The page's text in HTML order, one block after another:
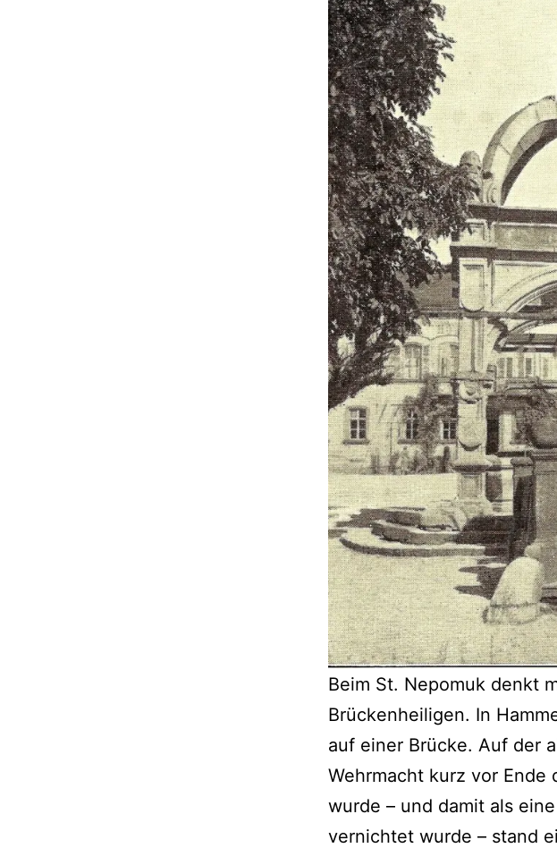
Beim St. Nepomuk denkt
Brückenheiligen. In
auf einer Brücke. Auf der
Wehrmacht kurz vor
wurde – und damit als
vernichtet wurde – stand